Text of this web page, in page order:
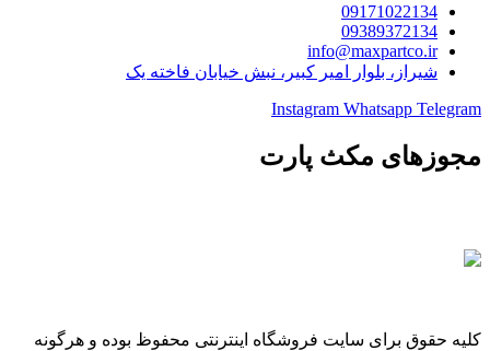
09171022134
09389372134
info@maxpartco.ir
شیراز، بلوار امیر کبیر، نبش خیابان فاخته یک
Instagram Whatsapp Telegram
مجوزهای مکث پارت
کلیه حقوق برای سایت فروشگاه اینترنتی محفوظ بوده و هرگونه